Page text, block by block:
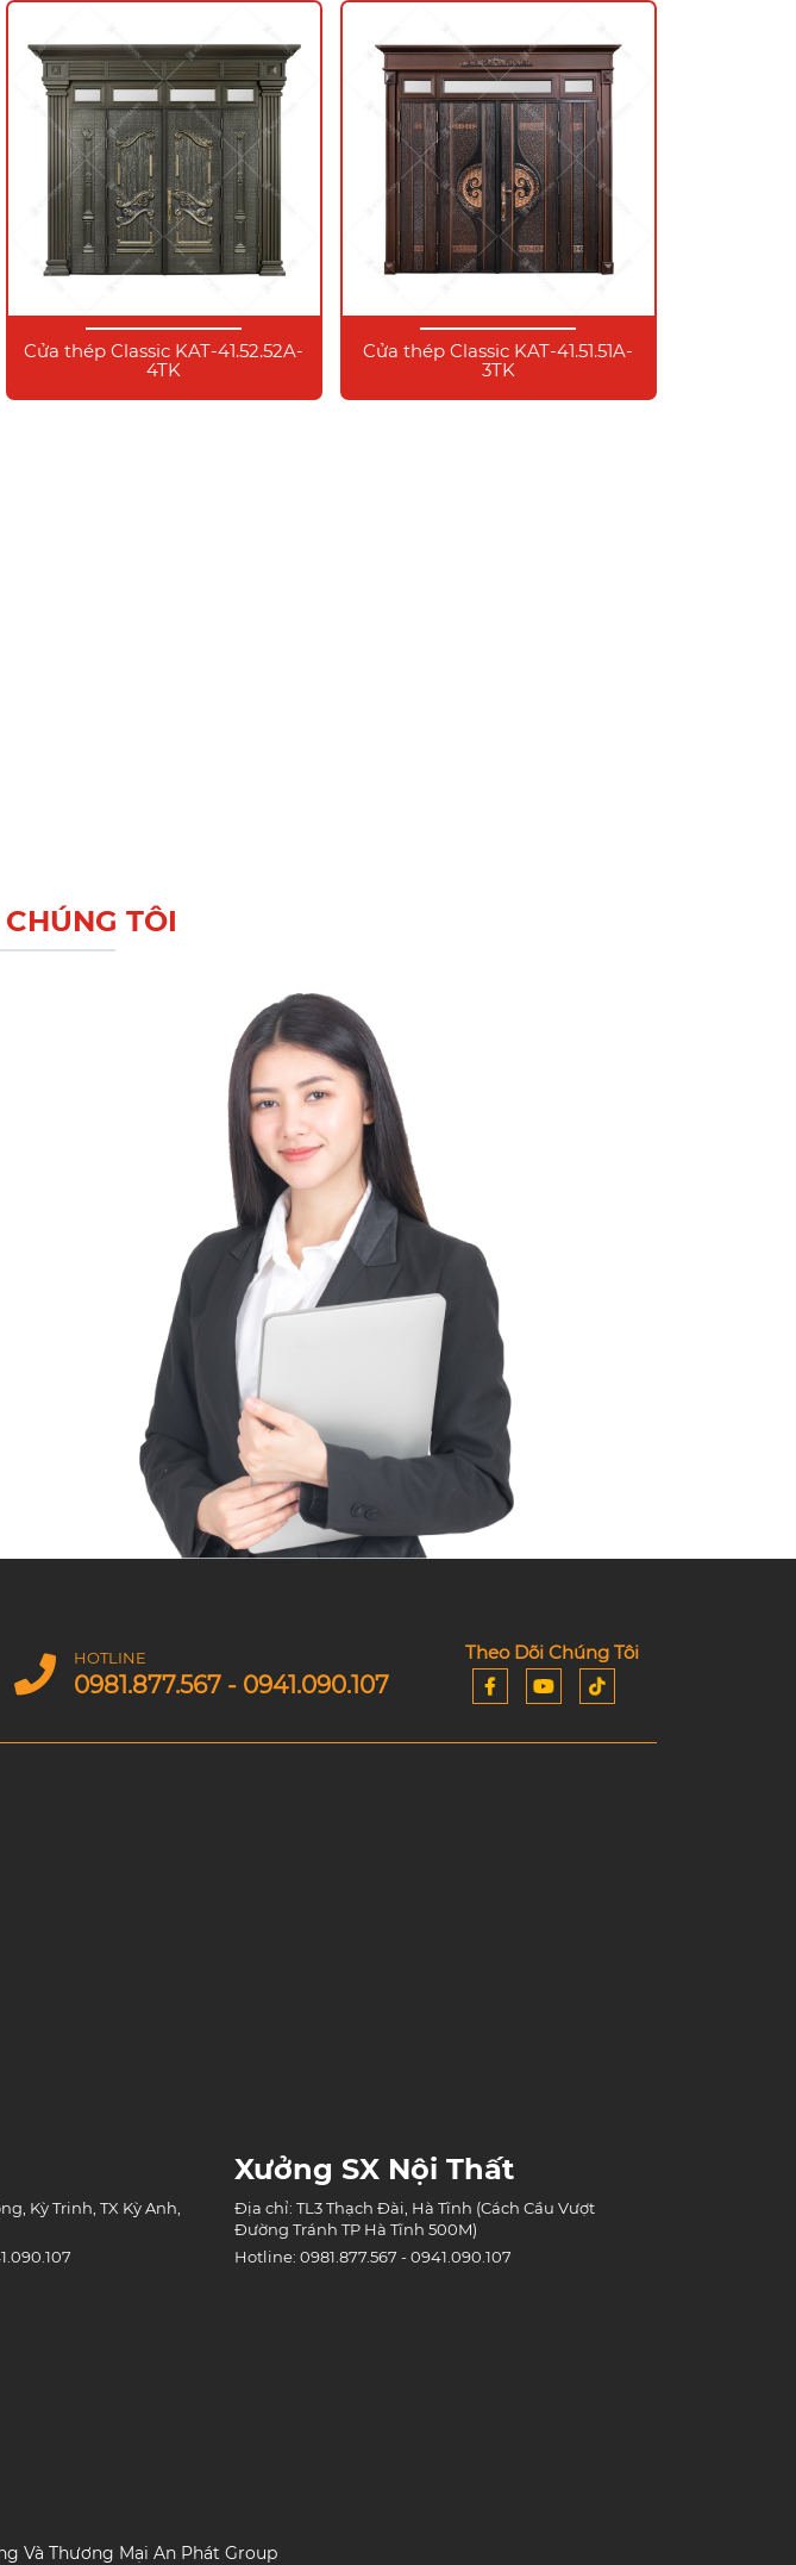
Cửa thép Classic KAT-41.52.52A-
4TK
Cửa thép Classic KAT-41.51.51A-
3TK
TÔI
HOTLINE
0981.877.567 - 0941.090.107
Theo Dõi Chúng Tôi
Kỳ Trinh, TX Kỳ Anh,
Xưởng SX Nội Thất
Địa chỉ: TL3 Thạch Đài, Hà Tĩnh (Cách Cầu Vượt
Đường Tránh TP Hà Tĩnh 500M)
Hotline: 0981.877.567 - 0941.090.107
Và Thương Mại An Phát Group